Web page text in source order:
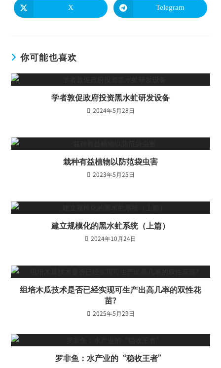
X Telegram
你可能也喜欢
学者敦促政府投资黑水虻研发设备
2024年5月28日
栽种有益植物以防范袋虫害
2023年5月25日
建立规模化的黑水虻系统（上篇）
2024年10月24日
组培木瓜技术是否已经实现可生产出高几率的双性花
苗?
2025年5月29日
罗非鱼：水产业的“稳收王者”